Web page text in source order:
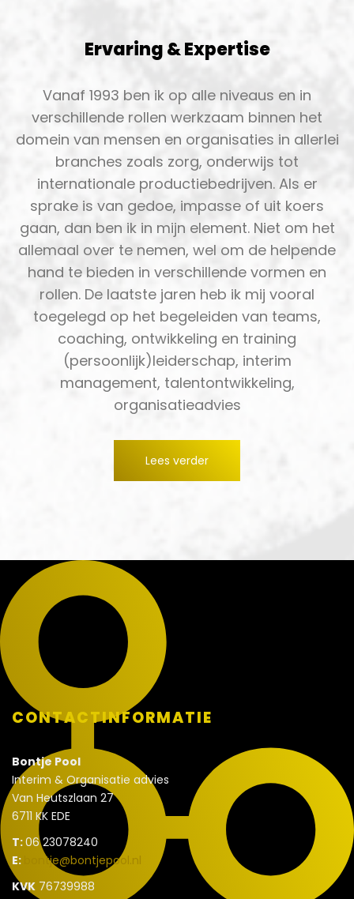
Ervaring & Expertise
Vanaf 1993 ben ik op alle niveaus en in
verschillende rollen werkzaam binnen het
domein van mensen en organisaties in allerlei
branches zoals zorg, onderwijs tot
internationale productiebedrijven. Als er
sprake is van gedoe, impasse of uit koers
gaan, dan ben ik in mijn element. Niet om het
allemaal over te nemen, wel om de helpende
hand te bieden in verschillende vormen en
rollen. De laatste jaren heb ik mij vooral
toegelegd op het begeleiden van teams,
coaching, ontwikkeling en training
(persoonlijk)leiderschap, interim
management, talentontwikkeling,
organisatieadvies
Lees verder
CONTACTINFORMATIE
Bontje Pool
Interim & Organisatie advies
Van Heutszlaan 27
6711 KK EDE
T:06 23078240
E:
bontje@bontjepool.nl
KVK 76739988